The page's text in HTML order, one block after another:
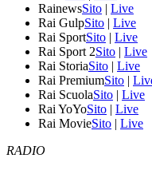
RainewsSito | Live
Rai GulpSito | Live
Rai SportSito | Live
Rai Sport 2Sito | Live
Rai StoriaSito | Live
Rai PremiumSito |
Rai ScuolaSito | Live
Rai YoYoSito | Live
Rai MovieSito | Live
RADIO